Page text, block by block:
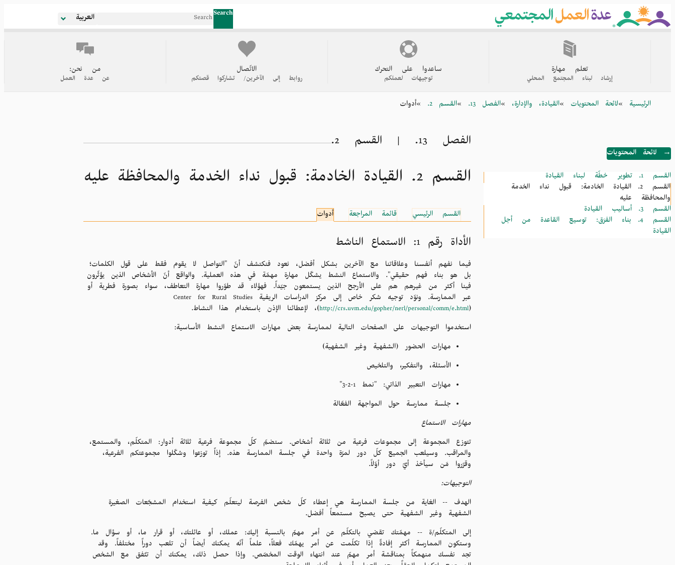
Skip
to
main
Search العربية
تعلم مهارة
إرشاد لبناء المجتمع المحلي
ساعدوا على التحرك
توجيهات لعملكم
الاتّصال
روابط إلى الآخرين/ تشاركوا قصتكم
من نحن:
عن عدة العمل
Breadcrumb
الرئيسية لائحة المحتويات القيادة، والإدارة، الفصل 13. القسم 2. أدوات
→ لائحة المحتويات
القسم 1.
تطوير خطّة لبناء القيادة
القسم 2.
القيادة الخادمة: قبول نداء الخدمة
والمحافظة عليه
القسم 3.
أساليب القيادة
القسم 4.
بناء الفرَق: توسيع القاعدة من أجل
القيادة
الفصل 13. | القسم 2.
القسم 2. القيادة الخادمة: قبول نداء الخدمة والمحافظة عليه
القسم الرئيسي قائمة المراجعة أدوات
الأداة رقم 1: الاستماع الناشط
فيما نفهم أنفسنا وعلاقاتنا مع الآخرين بشكل أفضل، نعود فنكتشف أنّ "التواصل لا يقوم فقط على قول الكلمات؛
بل هو بناء فهم حقيقي". والاستماع النشط يشكّل مهارة مهمّة في هذه العملية. والواقع أنّ الأشخاص الذين يؤثّرون
فينا أكثر من غيرهم هم على الأرجح الذين يستمعون جيّداً. فهؤلاء قد طوّروا مهارة التعاطف، سواء بصورة فطرية أو
عبر الممارسة. ونوّد توجيه شكر خاص إلى مركز الدراسات الريفية Center for Rural Studies
(http://crs.uvm.edu/gopher/nerl/personal/comm/e.html)، لإعطائنا الإذن باستخدام هذا النشاط.
استخدموا التوجيهات على الصفحات التالية لممارسة بعض مهارات الاستماع النشط الأساسية:
مهارات الحضور (الشفهية وغير الشفهية)
الأسئلة، والتفكير، والتلخيص
مهارات التعبير الذاتي: "نمط 1-2-3"
جلسة ممارسة حول المواجهة الفعّالة
مهارات الاستماع
تتوزع المجموعة إلى مجموعات فرعية من ثلاثة أشخاص. ستضمّ كلّ مجموعة فرعية ثلاثة أدوار: المتكلّم، والمستمع،
والمراقب. وسيلعب الجميع كلّ دور لمرّة واحدة في جلسة الممارسة هذه. إذاً توزعوا وشكّلوا مجموعتكم الفرعية،
وقرّروا مَن سيأخذ أيّ دور أوّلاً.
التوجيهات:
الهدف -- الغاية من جلسة الممارسة هي إعطاء كلّ شخص الفرصة ليتعلّم كيفية استخدام المشجّعات الصغيرة
الشفهية وغير الشفهية حتى يصبح مستمعاً أفضل.
إلى المتكلّم/ة -- مهمّتك تقضي بالتكلّم عن أمر مهمّ بالنسبة إليك: عملك، أو عائلتك، أو قرار ما، أو سؤال ما.
وستكون الممارسة أكثر إفادةً إذا تكلّمت عن أمر يهمّك فعلاً، علماً أنّه يمكنك أيضاً أن تلعب دوراً مختلفاً. وقد
تجد نفسك منهمكاً بمناقشة أمر مهمّ عند انتهاء الوقت المخصّص. وإذا حصل ذلك، يمكنك أن تتّفق مع الشخص